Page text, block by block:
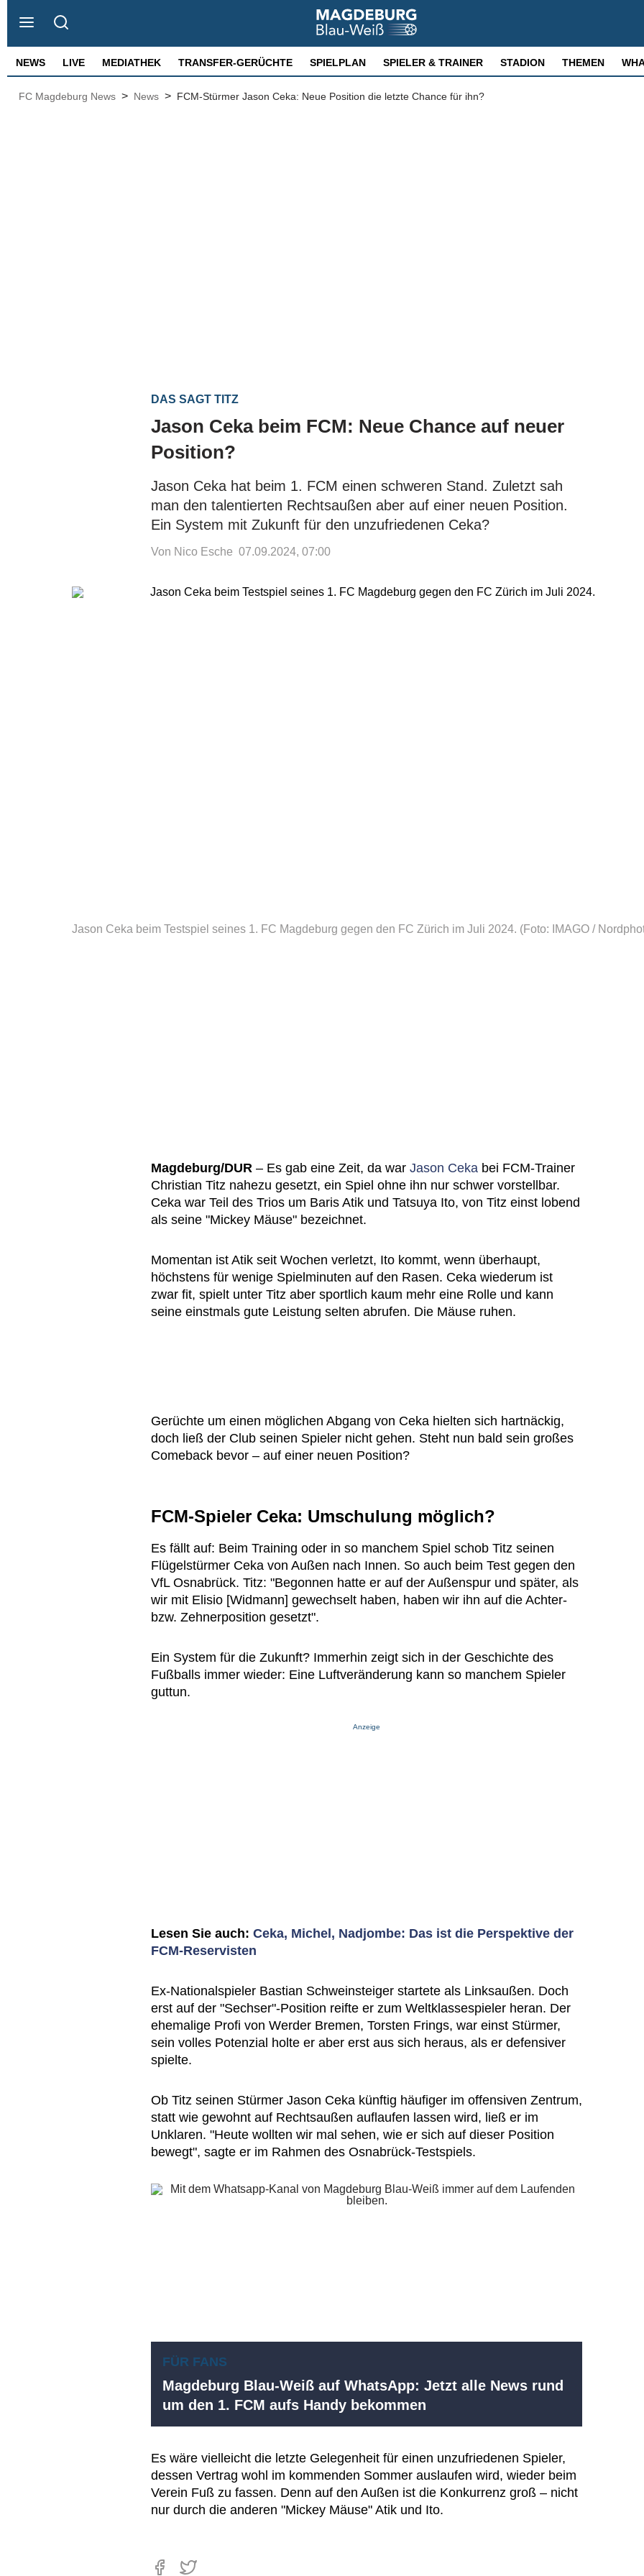
NEWS LIVE MEDIATHEK TRANSFER-GERÜCHTE SPIELPLAN SPIELER & TRAINER STADION THEMEN
FC Magdeburg News > News > FCM-Stürmer Jason Ceka: Neue Position die letzte Chance für ihn?
DAS SAGT TITZ
Jason Ceka beim FCM: Neue Chance auf neuer
Position?
Jason Ceka hat beim 1. FCM einen schweren Stand. Zuletzt sah
man den talentierten Rechtsaußen aber auf einer neuen Position.
Ein System mit Zukunft für den unzufriedenen Ceka?
Von Nico Esche 07.09.2024, 07:00
Jason Ceka beim Testspiel seines 1. FC Magdeburg gegen den FC Zürich im Juli 2024. (Foto: IMAGO /
Magdeburg/DUR – Es gab eine Zeit, da war Jason Ceka bei FCM-Trainer
Christian Titz nahezu gesetzt, ein Spiel ohne ihn nur schwer vorstellbar.
Ceka war Teil des Trios um Baris Atik und Tatsuya Ito, von Titz einst lobend
als seine "Mickey Mäuse" bezeichnet.
Momentan ist Atik seit Wochen verletzt, Ito kommt, wenn überhaupt,
höchstens für wenige Spielminuten auf den Rasen. Ceka wiederum ist
zwar fit, spielt unter Titz aber sportlich kaum mehr eine Rolle und kann
seine einstmals gute Leistung selten abrufen. Die Mäuse ruhen.
Gerüchte um einen möglichen Abgang von Ceka hielten sich hartnäckig,
doch ließ der Club seinen Spieler nicht gehen. Steht nun bald sein großes
Comeback bevor – auf einer neuen Position?
FCM-Spieler Ceka: Umschulung möglich?
Es fällt auf: Beim Training oder in so manchem Spiel schob Titz seinen
Flügelstürmer Ceka von Außen nach Innen. So auch beim Test gegen den
VfL Osnabrück. Titz: "Begonnen hatte er auf der Außenspur und später, als
wir mit Elisio [Widmann] gewechselt haben, haben wir ihn auf die Achter-
bzw. Zehnerposition gesetzt".
Ein System für die Zukunft? Immerhin zeigt sich in der Geschichte des
Fußballs immer wieder: Eine Luftveränderung kann so manchem Spieler
guttun.
Anzeige
Lesen Sie auch: Ceka, Michel, Nadjombe: Das ist die Perspektive der
FCM-Reservisten
Ex-Nationalspieler Bastian Schweinsteiger startete als Linksaußen. Doch
erst auf der "Sechser"-Position reifte er zum Weltklassespieler heran. Der
ehemalige Profi von Werder Bremen, Torsten Frings, war einst Stürmer,
sein volles Potenzial holte er aber erst aus sich heraus, als er defensiver
spielte.
Ob Titz seinen Stürmer Jason Ceka künftig häufiger im offensiven Zentrum,
statt wie gewohnt auf Rechtsaußen auflaufen lassen wird, ließ er im
Unklaren. "Heute wollten wir mal sehen, wie er sich auf dieser Position
bewegt", sagte er im Rahmen des Osnabrück-Testspiels.
FÜR FANS
Magdeburg Blau-Weiß auf WhatsApp: Jetzt alle News rund
um den 1. FCM aufs Handy bekommen
Es wäre vielleicht die letzte Gelegenheit für einen unzufriedenen Spieler,
dessen Vertrag wohl im kommenden Sommer auslaufen wird, wieder beim
Verein Fuß zu fassen. Denn auf den Außen ist die Konkurrenz groß – nicht
nur durch die anderen "Mickey Mäuse" Atik und Ito.